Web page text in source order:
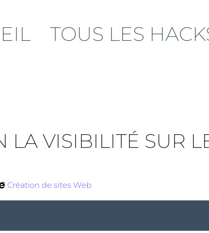
TOUS LES
VISIBILITÉ SUR
Création de sites Web